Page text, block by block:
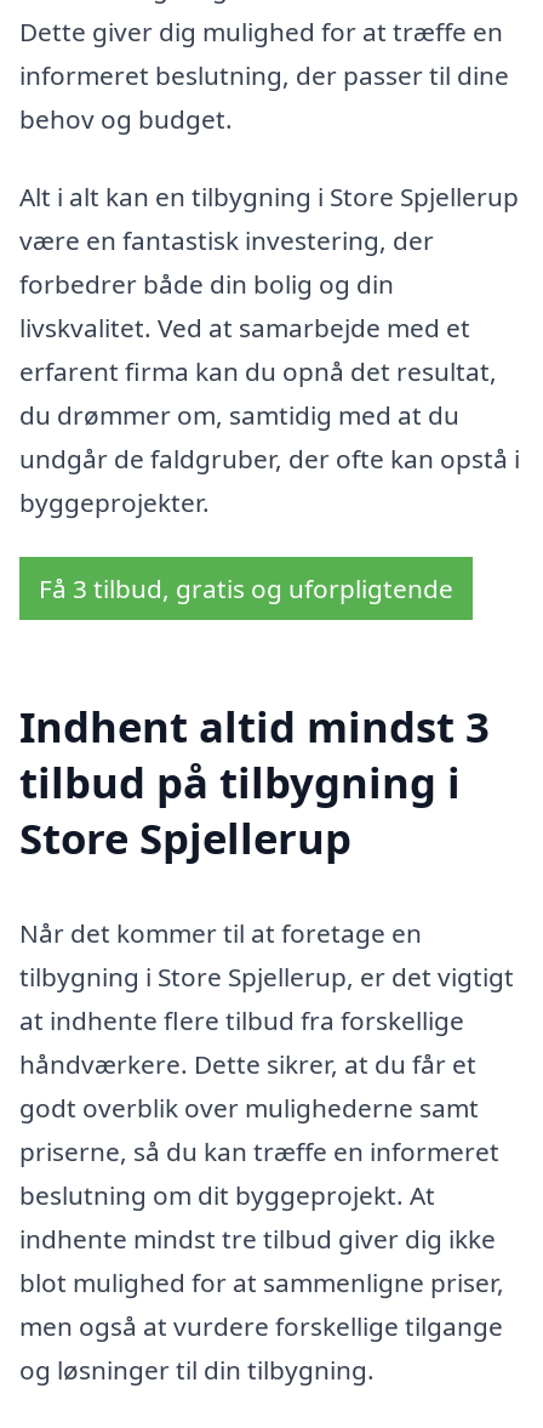
Dette giver dig mulighed for at træffe en
informeret beslutning, der passer til dine
behov og budget.
Alt i alt kan en tilbygning i Store Spjellerup
være en fantastisk investering, der
forbedrer både din bolig og din
livskvalitet. Ved at samarbejde med et
erfarent firma kan du opnå det resultat,
du drømmer om, samtidig med at du
undgår de faldgruber, der ofte kan opstå i
byggeprojekter.
Få 3 tilbud, gratis og uforpligtende
Indhent altid mindst 3
tilbud på tilbygning i
Store Spjellerup
Når det kommer til at foretage en
tilbygning i Store Spjellerup, er det vigtigt
at indhente flere tilbud fra forskellige
håndværkere. Dette sikrer, at du får et
godt overblik over mulighederne samt
priserne, så du kan træffe en informeret
beslutning om dit byggeprojekt. At
indhente mindst tre tilbud giver dig ikke
blot mulighed for at sammenligne priser,
men også at vurdere forskellige tilgange
og løsninger til din tilbygning.